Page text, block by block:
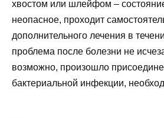
хвостом или шлейфом –
неопасное, проходит
дополнительного лечения в
проблема после болезни не
возможно, произошло
бактериальной инфекции,